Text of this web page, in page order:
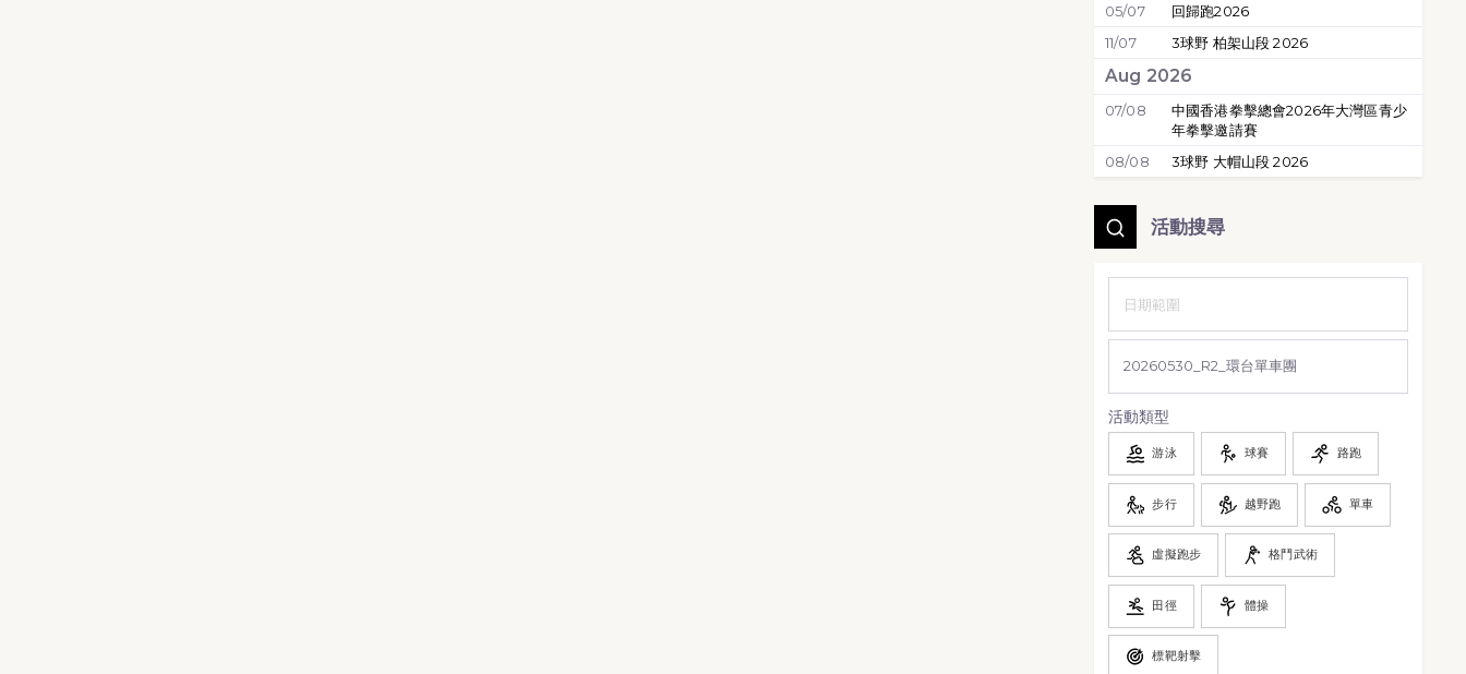
05/07
回歸跑2026
11/07
3球野 柏架山段 2026
Aug 2026
07/08
中國香港拳擊總會2026年大灣區青少
年拳擊邀請賽
08/08
3球野 大帽山段 2026
活動搜尋
活動類型
游泳 球賽 路跑
步行 越野跑 單車
虛擬跑步 格鬥武術
田徑 體操
標靶射擊